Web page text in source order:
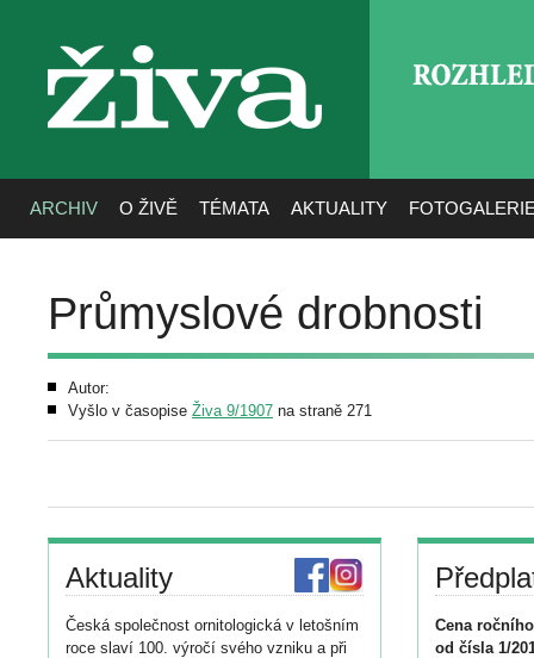
živa
ARCHIV O ŽIVĚ TÉMATA AKTUALITY
Průmyslové drobnosti
Autor:
Vyšlo v časopise Živa 9/1907 na straně 271
Aktuality
Česká společnost ornitologická v letošním
roce slaví 100. výročí svého vzniku a při
Cena
od čísla 1/